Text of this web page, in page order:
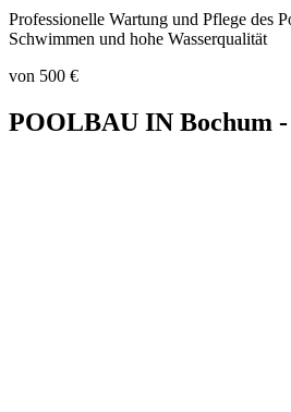
Professionelle Wartung und Pflege des
Schwimmen und hohe Wasserqualität
von 500 €
POOLBAU IN Bochum